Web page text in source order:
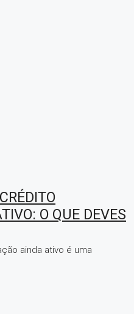
O QUE DEVES
ainda ativo é uma